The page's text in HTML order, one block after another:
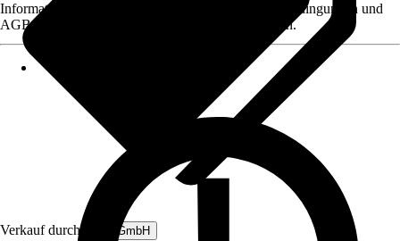
Verkauf durch: B&L GmbH
Informationen des Verkäufers, wie z. B. Rückgabebedingungen und
AGB, finden Sie bei Klick auf den Verkäufernamen.